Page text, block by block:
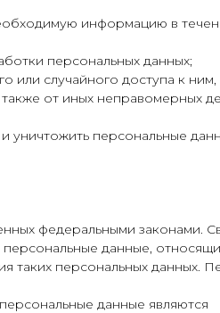
информацию в
персональных данных;
или случайного доступа к ним,
от иных неправомерных
уничтожить персональные
федеральными законами.
данные,
таких персональных данных.
данные являются